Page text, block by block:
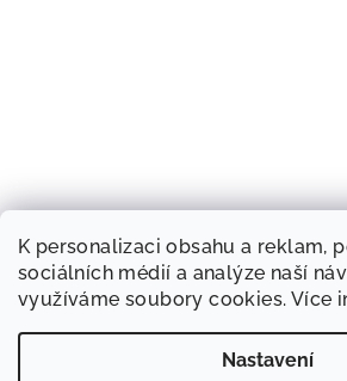
K personalizaci obsahu a reklam,
sociálních médií a analýze naší
využíváme soubory cookies. Více
Nastavení